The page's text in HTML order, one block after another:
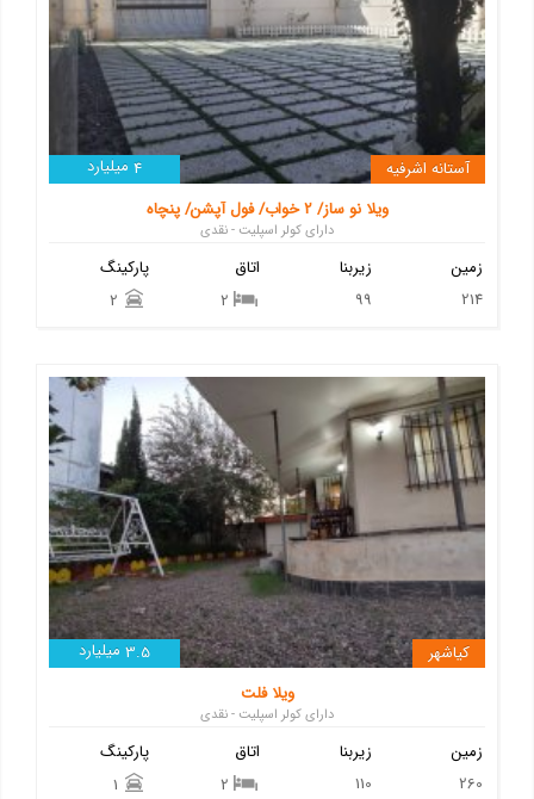
4 میلیارد
آستانه اشرفیه
ویلا نو ساز/ 2 خواب/ فول آپشن/ پنچاه
دارای کولر اسپلیت - نقدی
پارکینگ
اتاق
2
زیربنا
99
زمین
214
3.5 میلیارد
کیاشهر
ویلا فلت
دارای کولر اسپلیت - نقدی
پارکینگ
اتاق
2
زیربنا
110
زمین
260